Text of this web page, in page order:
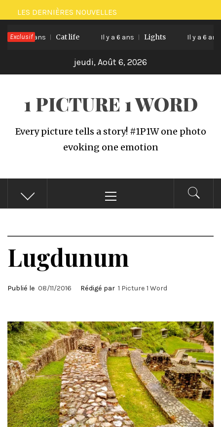
Passer
au
contenu
LES DERNIÈRES NOUVELLES
Exclusif
Il y a 6 ans Cat life Il y a 6 ans Lights Il y a 6 ans
jeudi, Août 6, 2026
1 PICTURE 1 WORD
Every picture tells a story! #1P1W one photo
evoking one emotion
principal
Lugdunum
Publié le 08/11/2016 Rédigé par 1 Picture 1 Word